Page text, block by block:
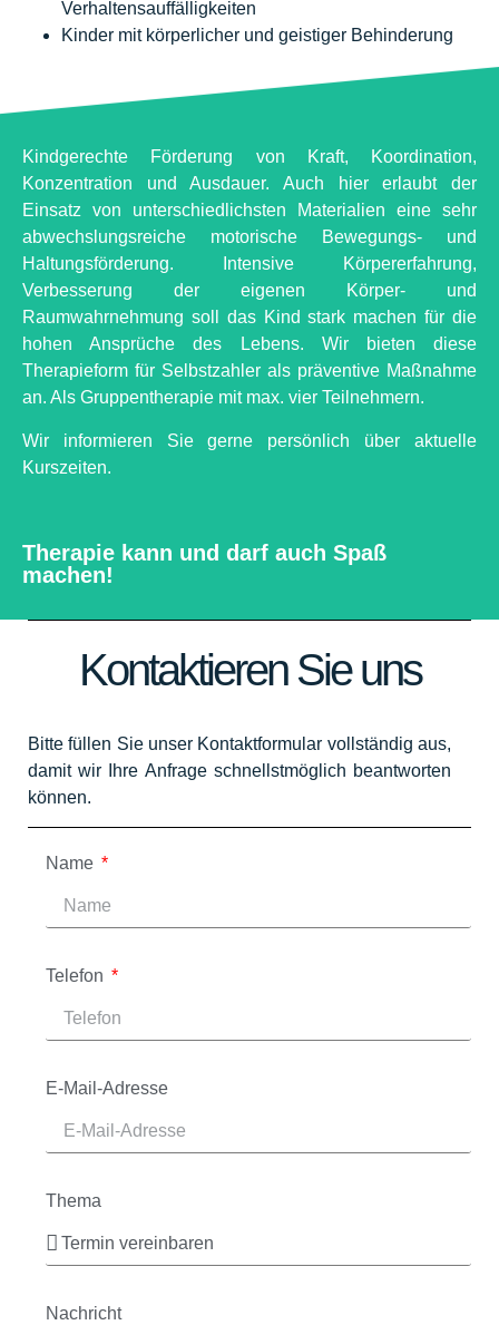
Verhaltensauffälligkeiten
Kinder mit körperlicher und geistiger Behinderung
Kindgerechte Förderung von Kraft, Koordination,
Konzentration und Ausdauer. Auch hier erlaubt der
Einsatz von unterschiedlichsten Materialien eine sehr
abwechslungsreiche motorische Bewegungs- und
Haltungsförderung. Intensive Körpererfahrung,
Verbesserung der eigenen Körper- und
Raumwahrnehmung soll das Kind stark machen für die
hohen Ansprüche des Lebens. Wir bieten diese
Therapieform für Selbstzahler als präventive Maßnahme
an. Als Gruppentherapie mit max. vier Teilnehmern.
Wir informieren Sie gerne persönlich über aktuelle
Kurszeiten.
Therapie kann und darf auch Spaß
machen!
Kontaktieren Sie uns
Bitte füllen Sie unser Kontaktformular vollständig aus,
damit wir Ihre Anfrage schnellstmöglich beantworten
können.
Name
Telefon
E-Mail-Adresse
Thema
Nachricht